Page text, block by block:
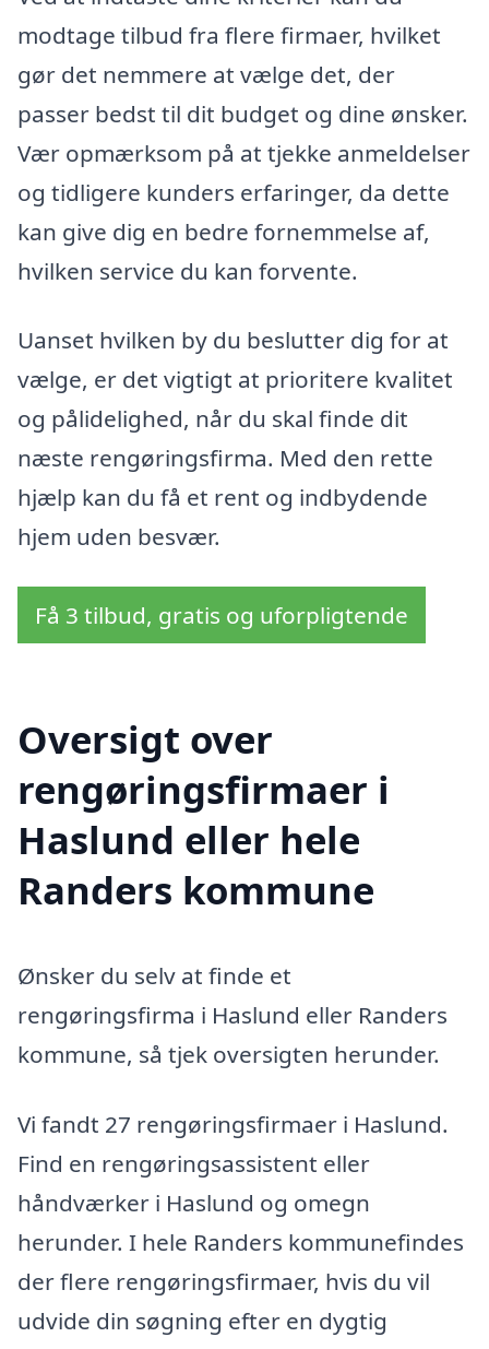
modtage tilbud fra flere firmaer, hvilket
gør det nemmere at vælge det, der
passer bedst til dit budget og dine ønsker.
Vær opmærksom på at tjekke anmeldelser
og tidligere kunders erfaringer, da dette
kan give dig en bedre fornemmelse af,
hvilken service du kan forvente.
Uanset hvilken by du beslutter dig for at
vælge, er det vigtigt at prioritere kvalitet
og pålidelighed, når du skal finde dit
næste rengøringsfirma. Med den rette
hjælp kan du få et rent og indbydende
hjem uden besvær.
Få 3 tilbud, gratis og uforpligtende
Oversigt over
rengøringsfirmaer i
Haslund eller hele
Randers kommune
Ønsker du selv at finde et
rengøringsfirma i Haslund eller Randers
kommune, så tjek oversigten herunder.
Vi fandt 27 rengøringsfirmaer i Haslund.
Find en rengøringsassistent eller
håndværker i Haslund og omegn
herunder. I hele Randers kommunefindes
der flere rengøringsfirmaer, hvis du vil
udvide din søgning efter en dygtig